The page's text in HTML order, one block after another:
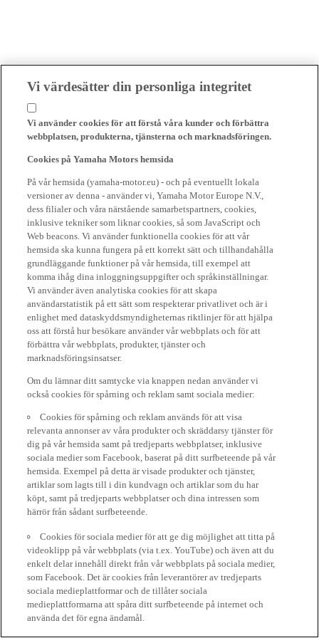
Vi värdesätter din personliga integritet
Vi använder cookies för att förstå våra kunder och förbättra
webbplatsen, produkterna, tjänsterna och marknadsföringen.
Cookies på Yamaha Motors hemsida
På vår hemsida (yamaha-motor.eu) - och på eventuellt lokala
versioner av denna - använder vi, Yamaha Motor Europe N.V.,
dess filialer och våra närstående samarbetspartners, cookies,
inklusive tekniker som liknar cookies, så som JavaScript och
Web beacons. Vi använder funktionella cookies för att vår
hemsida ska kunna fungera på ett korrekt sätt och tillhandahålla
grundläggande funktioner på vår hemsida, till exempel att
komma ihåg dina inloggningsuppgifter och språkinställningar.
Vi använder även analytiska cookies för att skapa
användarstatistik på ett sätt som respekterar privatlivet och är i
enlighet med dataskyddsmyndigheternas riktlinjer för att hjälpa
oss att förstå hur besökare använder vår webbplats och för att
förbättra vår webbplats, produkter, tjänster och
marknadsföringsinsatser.
Om du lämnar ditt samtycke via knappen nedan använder vi
också cookies för spårning och reklam samt sociala medier:
Cookies för spårning och reklam används för att visa
relevanta annonser av våra produkter och skräddarsy tjänster för
dig på vår hemsida samt på tredjeparts webbplatser, inklusive
sociala medier som Facebook, baserat på ditt surfbeteende på vår
hemsida. Exempel på detta är visade produkter och tjänster,
artiklar som lagts till i din kundvagn och artiklar som du har
köpt, samt på tredjeparts webbplatser och dina intressen som
härrör från sådant surfbeteende.
Cookies för sociala medier för att ge dig möjlighet att titta på
videoklipp på vår webbplats (via t.ex. YouTube) och även att du
enkelt delar innehåll direkt från vår webbplats på sociala medier,
som Facebook. Det är cookies från leverantörer av tredjeparts
sociala medieplattformar och de tillåter sociala
medieplattformarna att spåra ditt surfbeteende på internet och
använda det för egna ändamål.